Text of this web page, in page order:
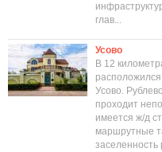
глав...
Усово
В 12
Усово.
проходит
имеется ж/д
маршрутные
заселенность